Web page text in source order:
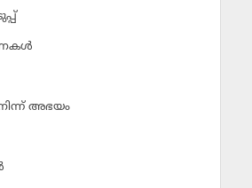
അഭയം